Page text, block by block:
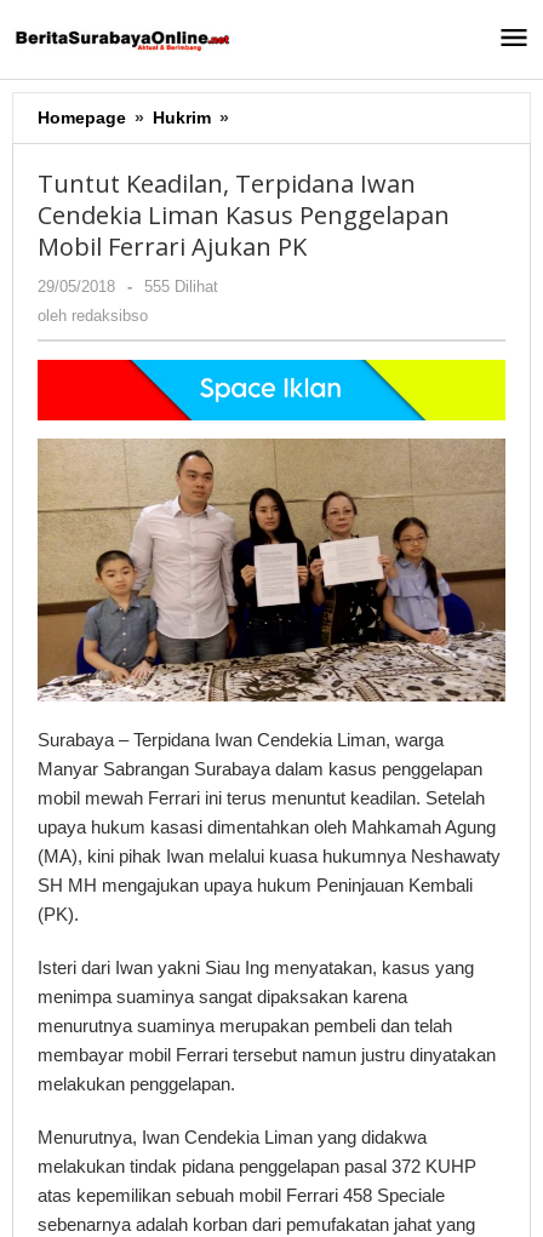
ke
Homepage » Hukrim »
Keadilan,
Iwan
Cendekia
Liman
Ferrari
PK
Tuntut Keadilan, Terpidana Iwan
Cendekia Liman Kasus Penggelapan
Mobil Ferrari Ajukan PK
29/05/2018
oleh
redaksibso
-
555 Dilihat
oleh redaksibso
Surabaya – Terpidana Iwan Cendekia Liman, warga
Manyar Sabrangan Surabaya dalam kasus penggelapan
mobil mewah Ferrari ini terus menuntut keadilan. Setelah
upaya hukum kasasi dimentahkan oleh Mahkamah Agung
(MA), kini pihak Iwan melalui kuasa hukumnya Neshawaty
SH MH mengajukan upaya hukum Peninjauan Kembali
(PK).
Isteri dari Iwan yakni Siau Ing menyatakan, kasus yang
menimpa suaminya sangat dipaksakan karena
menurutnya suaminya merupakan pembeli dan telah
membayar mobil Ferrari tersebut namun justru dinyatakan
melakukan penggelapan.
Menurutnya, Iwan Cendekia Liman yang didakwa
melakukan tindak pidana penggelapan pasal 372 KUHP
atas kepemilikan sebuah mobil Ferrari 458 Speciale
sebenarnya adalah korban dari pemufakatan jahat yang